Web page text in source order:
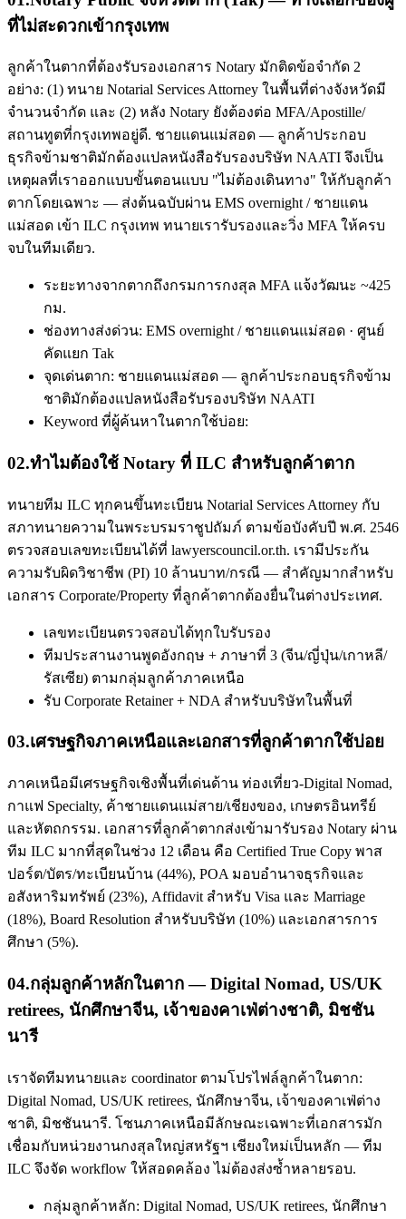
ที่ไม่สะดวกเข้ากรุงเทพ
ลูกค้าในตากที่ต้องรับรองเอกสาร Notary มักติดข้อจำกัด 2
อย่าง: (1) ทนาย Notarial Services Attorney ในพื้นที่ต่างจังหวัดมี
จำนวนจำกัด และ (2) หลัง Notary ยังต้องต่อ MFA/Apostille/
สถานทูตที่กรุงเทพอยู่ดี. ชายแดนแม่สอด — ลูกค้าประกอบ
ธุรกิจข้ามชาติมักต้องแปลหนังสือรับรองบริษัท NAATI จึงเป็น
เหตุผลที่เราออกแบบขั้นตอนแบบ "ไม่ต้องเดินทาง" ให้กับลูกค้า
ตากโดยเฉพาะ — ส่งต้นฉบับผ่าน EMS overnight / ชายแดน
แม่สอด เข้า ILC กรุงเทพ ทนายเรารับรองและวิ่ง MFA ให้ครบ
จบในทีมเดียว.
ระยะทางจากตากถึงกรมการกงสุล MFA แจ้งวัฒนะ ~425
กม.
ช่องทางส่งด่วน: EMS overnight / ชายแดนแม่สอด · ศูนย์
คัดแยก Tak
จุดเด่นตาก: ชายแดนแม่สอด — ลูกค้าประกอบธุรกิจข้าม
ชาติมักต้องแปลหนังสือรับรองบริษัท NAATI
Keyword ที่ผู้ค้นหาในตากใช้บ่อย:
02.ทำไมต้องใช้ Notary ที่ ILC สำหรับลูกค้าตาก
ทนายทีม ILC ทุกคนขึ้นทะเบียน Notarial Services Attorney กับ
สภาทนายความในพระบรมราชูปถัมภ์ ตามข้อบังคับปี พ.ศ. 2546
ตรวจสอบเลขทะเบียนได้ที่ lawyerscouncil.or.th. เรามีประกัน
ความรับผิดวิชาชีพ (PI) 10 ล้านบาท/กรณี — สำคัญมากสำหรับ
เอกสาร Corporate/Property ที่ลูกค้าตากต้องยื่นในต่างประเทศ.
เลขทะเบียนตรวจสอบได้ทุกใบรับรอง
ทีมประสานงานพูดอังกฤษ + ภาษาที่ 3 (จีน/ญี่ปุ่น/เกาหลี/
รัสเซีย) ตามกลุ่มลูกค้าภาคเหนือ
รับ Corporate Retainer + NDA สำหรับบริษัทในพื้นที่
03.เศรษฐกิจภาคเหนือและเอกสารที่ลูกค้าตากใช้บ่อย
ภาคเหนือมีเศรษฐกิจเชิงพื้นที่เด่นด้าน ท่องเที่ยว-Digital Nomad,
กาแฟ Specialty, ค้าชายแดนแม่สาย/เชียงของ, เกษตรอินทรีย์
และหัตถกรรม. เอกสารที่ลูกค้าตากส่งเข้ามารับรอง Notary ผ่าน
ทีม ILC มากที่สุดในช่วง 12 เดือน คือ Certified True Copy พาส
ปอร์ต/บัตร/ทะเบียนบ้าน (44%), POA มอบอำนาจธุรกิจและ
อสังหาริมทรัพย์ (23%), Affidavit สำหรับ Visa และ Marriage
(18%), Board Resolution สำหรับบริษัท (10%) และเอกสารการ
ศึกษา (5%).
04.กลุ่มลูกค้าหลักในตาก — Digital Nomad, US/UK
retirees, นักศึกษาจีน, เจ้าของคาเฟ่ต่างชาติ, มิชชัน
นารี
เราจัดทีมทนายและ coordinator ตามโปรไฟล์ลูกค้าในตาก:
Digital Nomad, US/UK retirees, นักศึกษาจีน, เจ้าของคาเฟ่ต่าง
ชาติ, มิชชันนารี. โซนภาคเหนือมีลักษณะเฉพาะที่เอกสารมัก
เชื่อมกับหน่วยงานกงสุลใหญ่สหรัฐฯ เชียงใหม่เป็นหลัก — ทีม
ILC จึงจัด workflow ให้สอดคล้อง ไม่ต้องส่งซ้ำหลายรอบ.
กลุ่มลูกค้าหลัก: Digital Nomad, US/UK retirees, นักศึกษา